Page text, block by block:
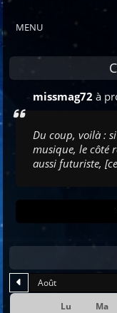
MENU
missmag72 à
Du coup, voilà :
musique, le côté
aussi futuriste,
Lu Ma